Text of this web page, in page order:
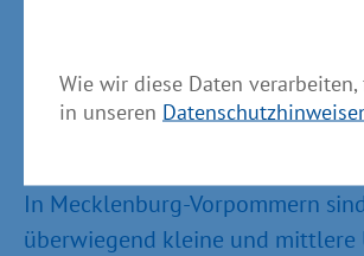
Wie wir diese Daten
in unseren
In Mecklenburg-Vorpommern
überwiegend kleine und mittlere